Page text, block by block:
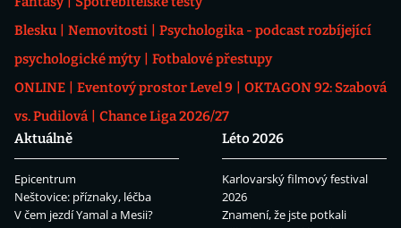
Blesku
Nemovitosti
Psychologika - podcast rozbíjející
psychologické mýty
Fotbalové přestupy
ONLINE
Eventový prostor Level 9
OKTAGON 92: Szabová
vs. Pudilová
Chance Liga 2026/27
Aktuálně
Epicentrum
Neštovice: příznaky, léčba
V čem jezdí Yamal a Mesii?
Léto 2026
Karlovarský filmový festival
2026
Znamení, že jste potkali